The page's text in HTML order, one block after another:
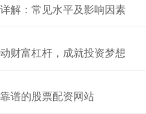
解：常见水平及影响因素
财富杠杆，成就投资梦想
谱的股票配资网站